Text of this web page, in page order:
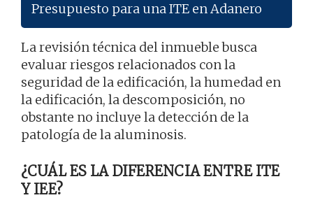
Presupuesto para una ITE en Adanero
La revisión técnica del inmueble busca
evaluar riesgos relacionados con la
seguridad de la edificación, la humedad en
la edificación, la descomposición, no
obstante no incluye la detección de la
patología de la aluminosis.
¿CUÁL ES LA DIFERENCIA ENTRE ITE
Y IEE?